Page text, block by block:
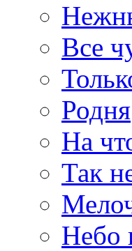
Все
Родня
На
Так
Небо